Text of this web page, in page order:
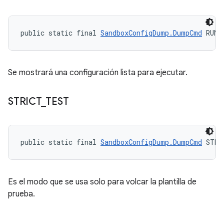
public static final SandboxConfigDump.DumpCmd
Se mostrará una configuración lista para ejecutar.
STRICT_ TEST
public static final SandboxConfigDump.DumpCmd
Es el modo que se usa solo para volcar la plantilla de
prueba.